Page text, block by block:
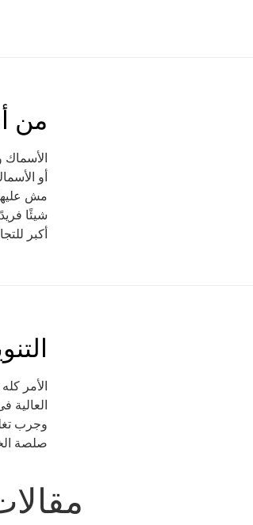
من
الأسماك
أو
مش
شيئًا
أكبر
الأمر
العالية
وجرب
صلصة